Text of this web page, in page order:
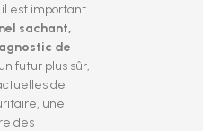
est important
sachant,
de
futur plus sûr,
de
une
des